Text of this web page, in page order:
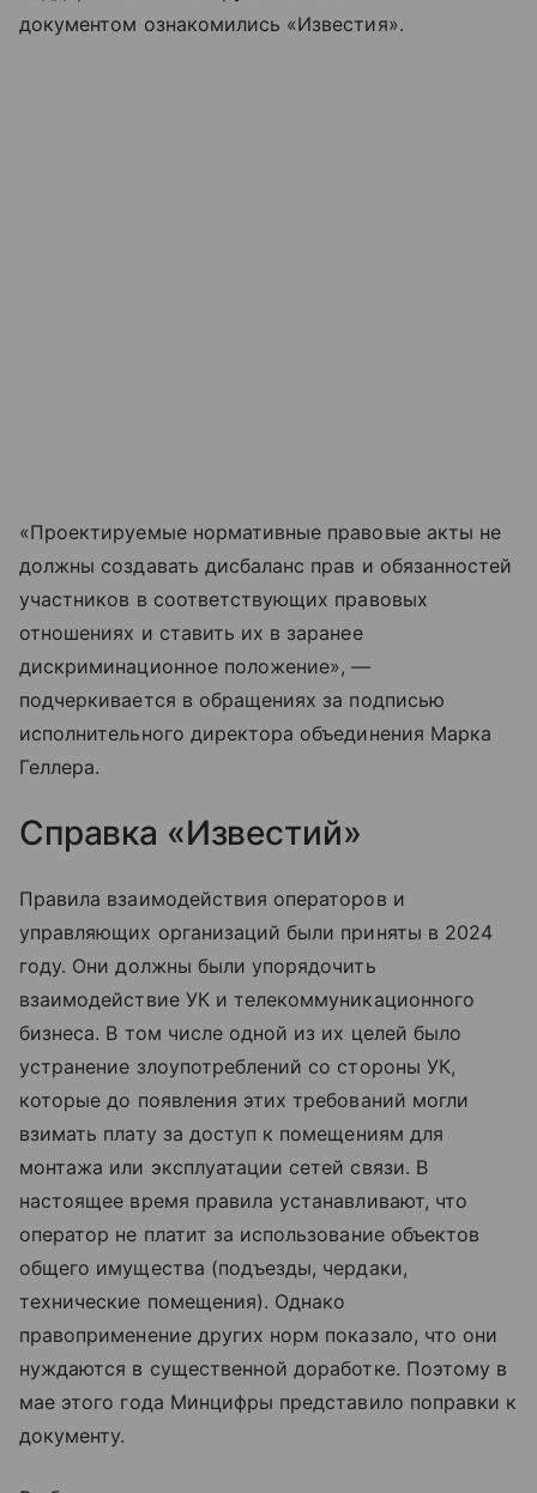
документом ознакомились «Известия».
«Проектируемые нормативные правовые акты не
должны создавать дисбаланс прав и обязанностей
участников в соответствующих правовых
отношениях и ставить их в заранее
дискриминационное положение», —
подчеркивается в обращениях за подписью
исполнительного директора объединения Марка
Геллера.
Справка «Известий»
Правила взаимодействия операторов и
управляющих организаций были приняты в 2024
году. Они должны были упорядочить
взаимодействие УК и телекоммуникационного
бизнеса. В том числе одной из их целей было
устранение злоупотреблений со стороны УК,
которые до появления этих требований могли
взимать плату за доступ к помещениям для
монтажа или эксплуатации сетей связи. В
настоящее время правила устанавливают, что
оператор не платит за использование объектов
общего имущества (подъезды, чердаки,
технические помещения). Однако
правоприменение других норм показало, что они
нуждаются в существенной доработке. Поэтому в
мае этого года Минцифры представило поправки к
документу.